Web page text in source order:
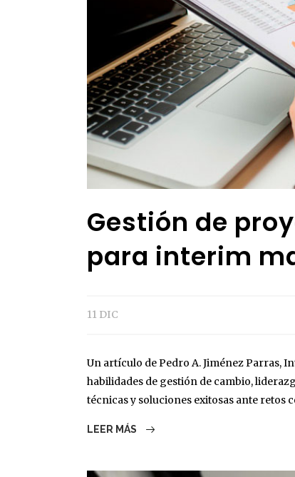
Gestión de
para interim
11 DIC
Un artículo de Pedro A. Jiménez Parras,
habilidades de gestión de cambio,
técnicas y soluciones exitosas ante retos
LEER MÁS